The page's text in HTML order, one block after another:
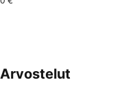
Arvostelut